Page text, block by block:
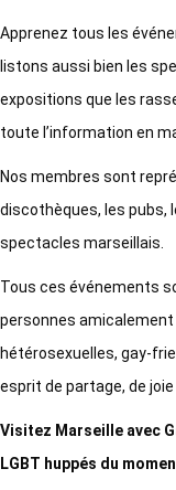
Apprenez tous les
listons aussi bien les
expositions que les
toute l’information en
Nos membres sont
discothèques, les pubs,
spectacles marseillais.
Tous ces événements
personnes amicalement
hétérosexuelles, gay-
esprit de partage, de
Visitez Marseille avec
LGBT huppés du